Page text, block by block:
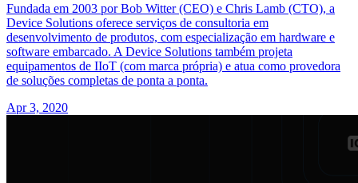
Fundada em 2003 por Bob Witter (CEO) e Chris Lamb (CTO), a
Device Solutions oferece serviços de consultoria em
desenvolvimento de produtos, com especialização em hardware e
software embarcado. A Device Solutions também projeta
equipamentos de IIoT (com marca própria) e atua como provedora
de soluções completas de ponta a ponta.
Apr 3, 2020